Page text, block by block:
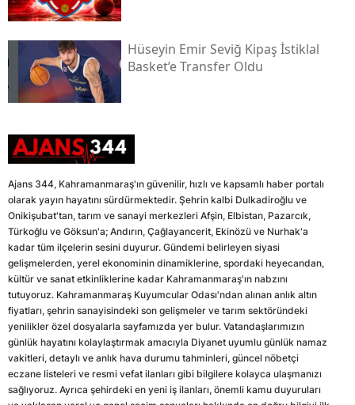
Hüseyin Emir Seviğ Kipaş İstiklal
Basket’e Transfer Oldu
Ajans 344, Kahramanmaraş'ın güvenilir, hızlı ve kapsamlı haber portalı
olarak yayın hayatını sürdürmektedir. Şehrin kalbi Dulkadiroğlu ve
Onikişubat'tan, tarım ve sanayi merkezleri Afşin, Elbistan, Pazarcık,
Türkoğlu ve Göksun'a; Andırın, Çağlayancerit, Ekinözü ve Nurhak'a
kadar tüm ilçelerin sesini duyurur. Gündemi belirleyen siyasi
gelişmelerden, yerel ekonominin dinamiklerine, spordaki heyecandan,
kültür ve sanat etkinliklerine kadar Kahramanmaraş'ın nabzını
tutuyoruz. Kahramanmaraş Kuyumcular Odası'ndan alınan anlık altın
fiyatları, şehrin sanayisindeki son gelişmeler ve tarım sektöründeki
yenilikler özel dosyalarla sayfamızda yer bulur. Vatandaşlarımızın
günlük hayatını kolaylaştırmak amacıyla Diyanet uyumlu günlük namaz
vakitleri, detaylı ve anlık hava durumu tahminleri, güncel nöbetçi
eczane listeleri ve resmi vefat ilanları gibi bilgilere kolayca ulaşmanızı
sağlıyoruz. Ayrıca şehirdeki en yeni iş ilanları, önemli kamu duyuruları